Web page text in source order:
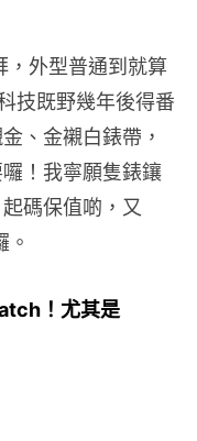
外型普通到就算
技既野幾年後得番
、金襯白錶帶，
！我寧願隻錶鑲
碼保值啲，又
！尤其是